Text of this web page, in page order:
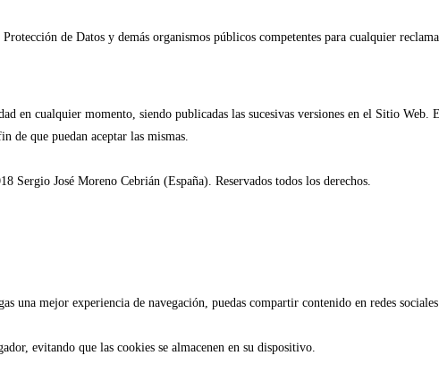
de Datos y demás organismos públicos competentes para cualquier
en cualquier momento, siendo publicadas las sucesivas versiones en el Sitio
de que puedan aceptar las mismas.
Sergio José Moreno Cebrián (España). Reservados todos los derechos.
una mejor experiencia de navegación, puedas compartir contenido en redes
evitando que las cookies se almacenen en su dispositivo.